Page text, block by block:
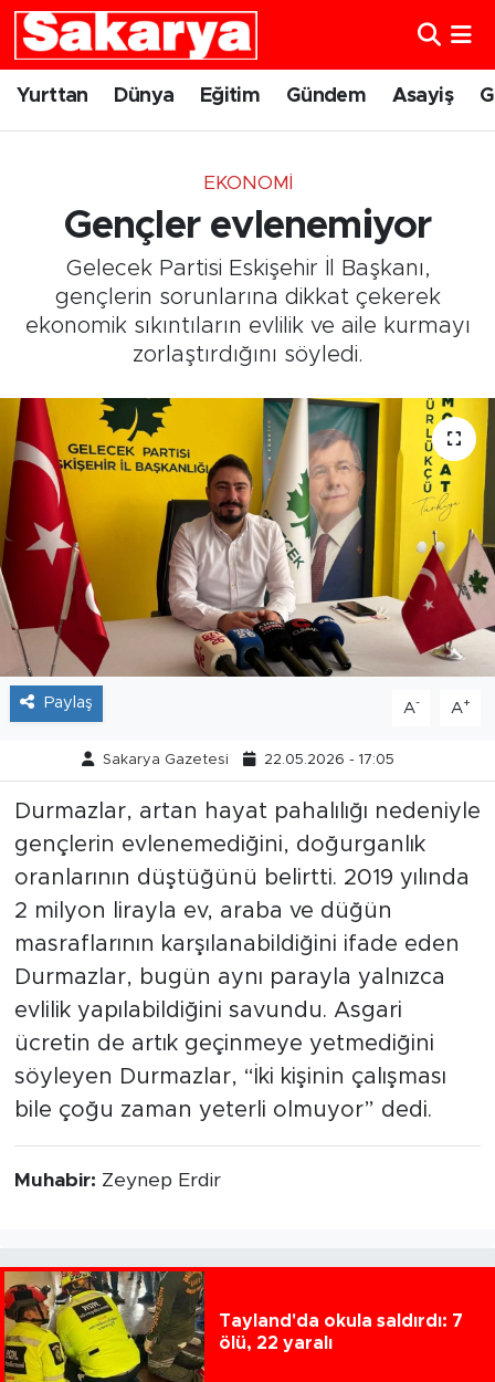
Yurttan Dünya Eğitim Gündem Asayiş
EKONOMI
Gençler evlenemiyor
Gelecek Partisi Eskişehir İl Başkanı,
gençlerin sorunlarına dikkat çekerek
ekonomik sıkıntıların evlilik ve aile kurmayı
zorlaştırdığını söyledi.
Paylaş A- A+
Sakarya Gazetesi 22.05.2026 - 17:05
Durmazlar, artan hayat pahalılığı nedeniyle
gençlerin evlenemediğini, doğurganlık
oranlarının düştüğünü belirtti. 2019 yılında
2 milyon lirayla ev, araba ve düğün
masraflarının karşılanabildiğini ifade eden
Durmazlar, bugün aynı parayla yalnızca
evlilik yapılabildiğini savundu. Asgari
ücretin de artık geçinmeye yetmediğini
söyleyen Durmazlar, “İki kişinin çalışması
bile çoğu zaman yeterli olmuyor” dedi.
Muhabir: Zeynep Erdir
Tayland'da okula saldırdı: 7
ölü, 22 yaralı
Yurttan
Eskişehirspor
Sağlık
Kültür Sanat
Tarihçe
Resmi İlanlar
Söyleşi
Foto Şaka
Teknoloji
Politika
Eskişehir Nöbetçi Eczaneler
Eskişehir Trafik Yoğunluk Haritası
Süper Lig Puan Durumu ve Fikstür
Tüm Manşetler
Son Dakika Haberleri
Haber Arşivi